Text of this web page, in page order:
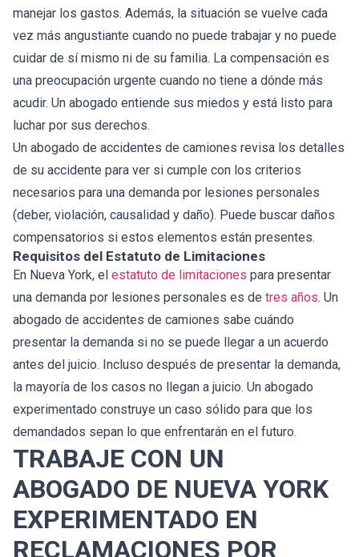
manejar los gastos. Además, la situación se vuelve cada
vez más angustiante cuando no puede trabajar y no puede
cuidar de sí mismo ni de su familia. La compensación es
una preocupación urgente cuando no tiene a dónde más
acudir. Un abogado entiende sus miedos y está listo para
luchar por sus derechos.
Un abogado de accidentes de camiones revisa los detalles
de su accidente para ver si cumple con los criterios
necesarios para una demanda por lesiones personales
(deber, violación, causalidad y daño). Puede buscar daños
compensatorios si estos elementos están presentes.
Requisitos del Estatuto de Limitaciones
En Nueva York, el estatuto de limitaciones para presentar
una demanda por lesiones personales es de tres años. Un
abogado de accidentes de camiones sabe cuándo
presentar la demanda si no se puede llegar a un acuerdo
antes del juicio. Incluso después de presentar la demanda,
la mayoría de los casos no llegan a juicio. Un abogado
experimentado construye un caso sólido para que los
demandados sepan lo que enfrentarán en el futuro.
TRABAJE CON UN
ABOGADO DE NUEVA YORK
EXPERIMENTADO EN
RECLAMACIONES POR